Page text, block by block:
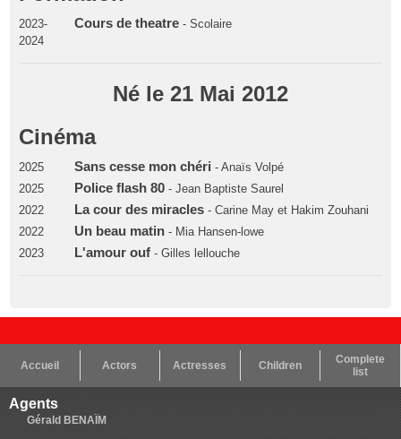
2023-
2024
Cours de theatre- Scolaire
Né le 21 Mai 2012
Cinéma
2025 Sans cesse mon chéri - Anaïs Volpé
2025
Police flash 80- Jean Baptiste Saurel
2022
La cour des miracles- Carine May et Hakim Zouhani
2022
Un beau matin- Mia Hansen-lowe
2023
L'amour ouf- Gilles lellouche
Accueil Actors Actresses Children
Complete
list
Agents
Gérald BENAÏM